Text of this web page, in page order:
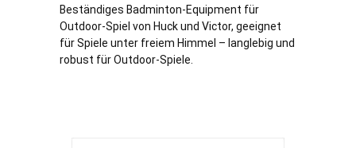
Beständiges Badminton-Equipment für
Outdoor-Spiel von Huck und Victor, geeignet
für Spiele unter freiem Himmel – langlebig und
robust für Outdoor-Spiele.